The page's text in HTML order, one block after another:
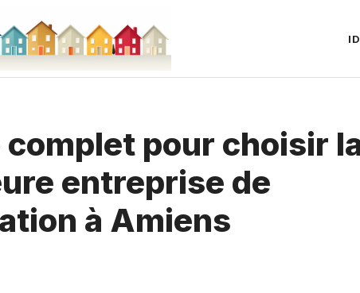
complet pour choisir
entreprise de
à Amiens